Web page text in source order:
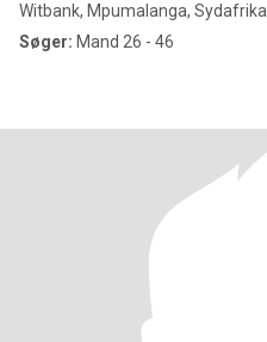
Witbank, Mpumalanga, Sydafrika
Søger: Mand 26 - 46